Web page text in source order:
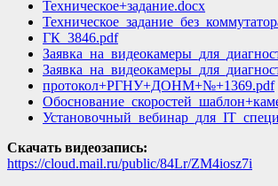
Техническое+задание.docx
ГК_3846.pdf
протокол+РГНУ+ДОНМ+№+1369.pdf
Скачать видеозапись:
https://cloud.mail.ru/public/84Lr/ZM4iosz7i